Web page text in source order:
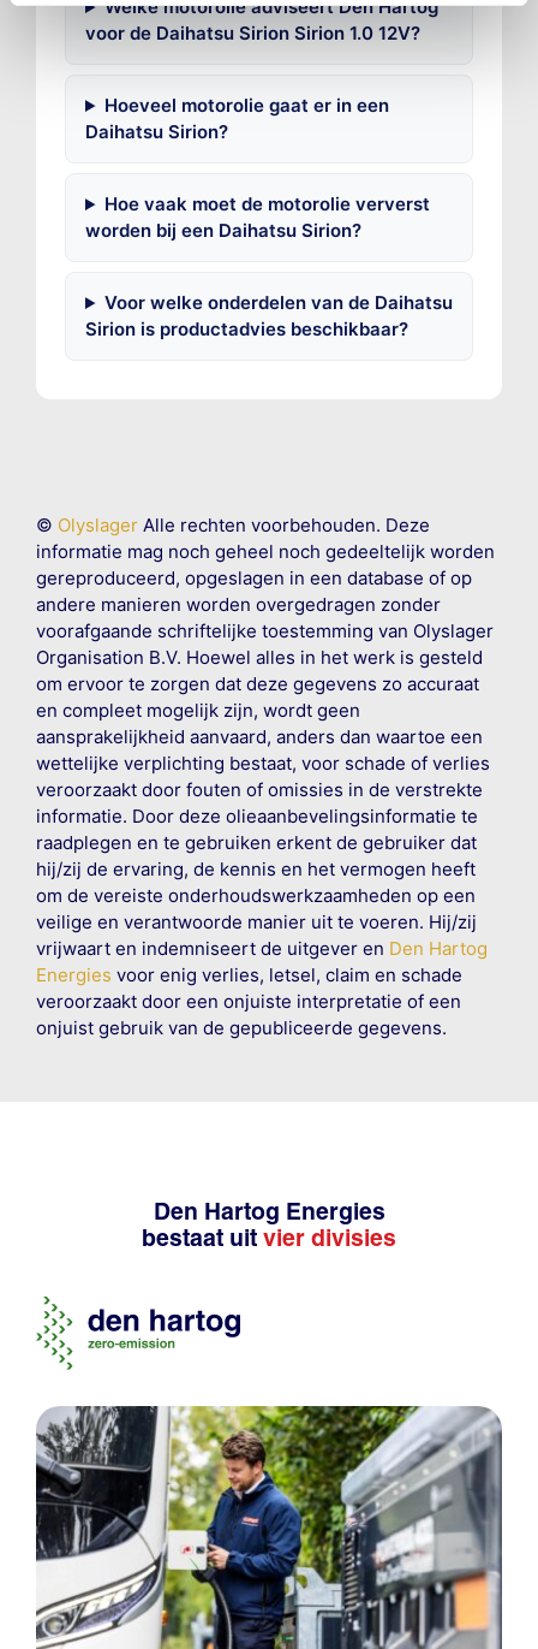
Welke motorolie adviseert Den Hartog
voor de Daihatsu Sirion Sirion 1.0 12V?
Hoeveel motorolie gaat er in een
Daihatsu Sirion?
Hoe vaak moet de motorolie ververst
worden bij een Daihatsu Sirion?
Voor welke onderdelen van de Daihatsu
Sirion is productadvies beschikbaar?
© OlyslagerAlle rechten voorbehouden. Deze
informatie mag noch geheel noch gedeeltelijk worden
gereproduceerd, opgeslagen in een database of op
andere manieren worden overgedragen zonder
voorafgaande schriftelijke toestemming van Olyslager
Organisation B.V. Hoewel alles in het werk is gesteld
om ervoor te zorgen dat deze gegevens zo accuraat
en compleet mogelijk zijn, wordt geen
aansprakelijkheid aanvaard, anders dan waartoe een
wettelijke verplichting bestaat, voor schade of verlies
veroorzaakt door fouten of omissies in de verstrekte
informatie. Door deze olieaanbevelingsinformatie te
raadplegen en te gebruiken erkent de gebruiker dat
hij/zij de ervaring, de kennis en het vermogen heeft
om de vereiste onderhoudswerkzaamheden op een
veilige en verantwoorde manier uit te voeren. Hij/zij
vrijwaart en indemniseert de uitgever en Den Hartog
Energies voor enig verlies, letsel, claim en schade
veroorzaakt door een onjuiste interpretatie of een
onjuist gebruik van de gepubliceerde gegevens.
Den Hartog Energies
bestaat uit vier divisies